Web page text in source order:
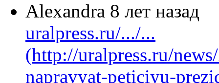
Alexandra 8 лет назад
uralpress.ru/.../...
(http://uralpress.ru/
napravyat-peticiyu-